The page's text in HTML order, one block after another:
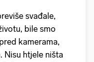
svađale,
bile smo
kamerama,
Nisu htjele ništa